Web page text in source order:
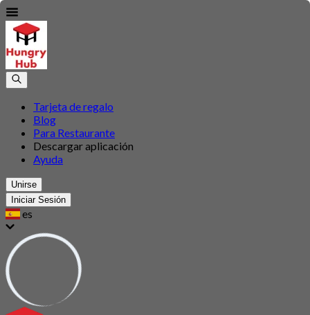
Tarjeta de regalo
Blog
Para Restaurante
Descargar aplicación
Ayuda
Unirse
Iniciar Sesión
es